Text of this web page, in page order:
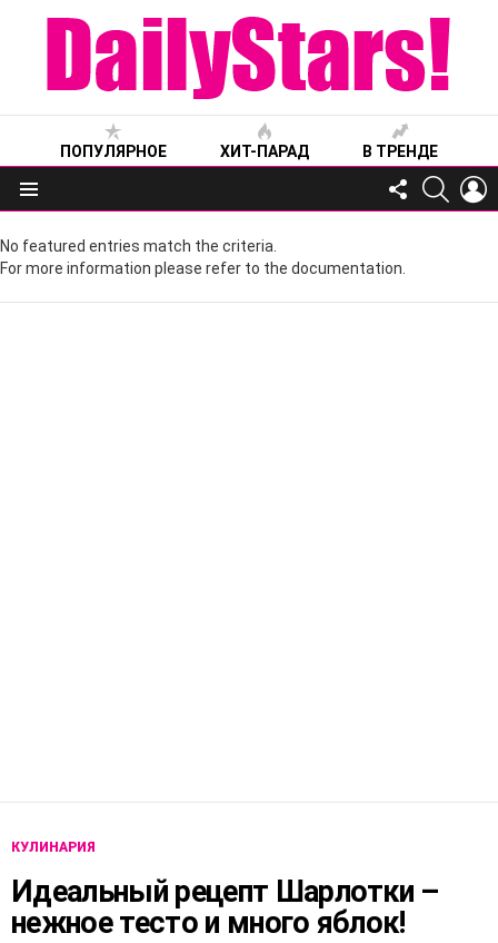
ПОПУЛЯРНОЕ ХИТ-ПАРАД В ТРЕНДЕ
Меню
FOLLOW
US
No featured entries match the criteria.
For more information please refer to the documentation.
КУЛИНАРИЯ
Идеальный рецепт Шарлотки –
нежное тесто и много яблок!